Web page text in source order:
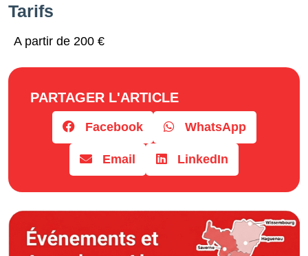
Tarifs
A partir de 200 €
PARTAGER L'ARTICLE
Facebook WhatsApp
Email LinkedIn